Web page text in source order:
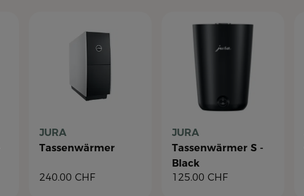
JURA
Tassenwärmer
240.00 CHF
JURA
Tassenwärmer S -
Black
125.00 CHF